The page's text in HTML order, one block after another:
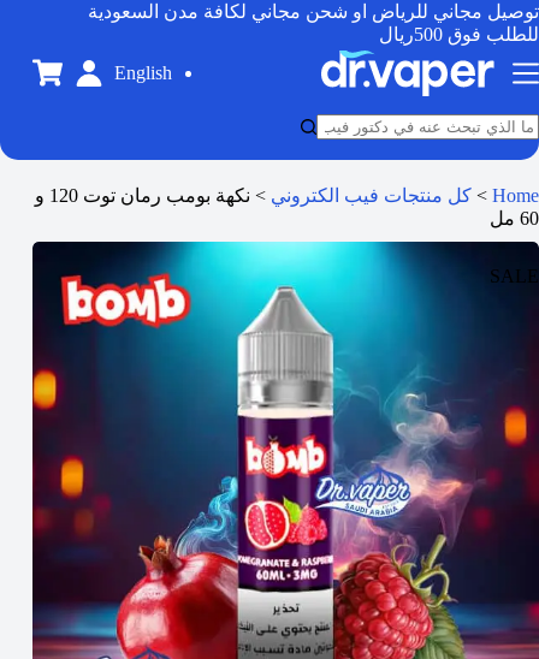
توصيل مجاني للرياض او شحن مجاني لكافة مدن السعودية
للطلب فوق 500ريال
English
Home
> كل منتجات فيب الكتروني >
نكهة بومب رمان توت 120 و
60 مل
SALE